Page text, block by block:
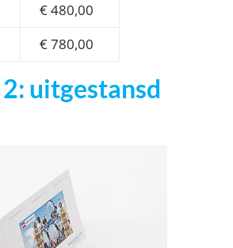
€ 480,00
€ 780,00
uitgestansd